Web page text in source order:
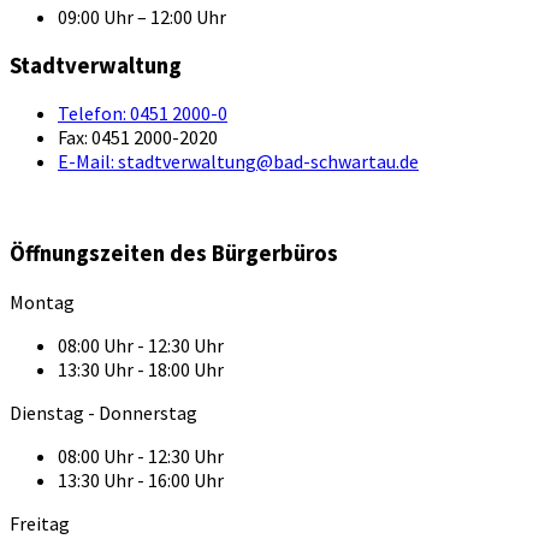
09:00 Uhr – 12:00 Uhr
Stadtverwaltung
Telefon: 0451 2000-0
Fax: 0451 2000-2020
E-Mail: stadtverwaltung@bad-schwartau.de
Öffnungszeiten des Bürgerbüros
Montag
08:00 Uhr - 12:30 Uhr
13:30 Uhr - 18:00 Uhr
Dienstag - Donnerstag
08:00 Uhr - 12:30 Uhr
13:30 Uhr - 16:00 Uhr
Freitag